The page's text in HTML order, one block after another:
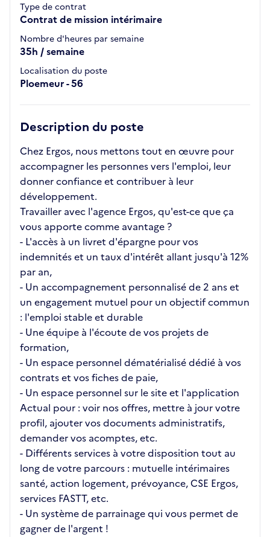
Type de contrat
Contrat de mission intérimaire
Nombre d'heures par semaine
35h / semaine
Localisation du poste
Ploemeur - 56
Description du poste
Chez Ergos, nous mettons tout en œuvre pour
accompagner les personnes vers l'emploi, leur
donner confiance et contribuer à leur
développement.
Travailler avec l'agence Ergos, qu'est-ce que ça
vous apporte comme avantage ?
- L'accès à un livret d'épargne pour vos
indemnités et un taux d'intérêt allant jusqu'à 12%
par an,
- Un accompagnement personnalisé de 2 ans et
un engagement mutuel pour un objectif commun
: l'emploi stable et durable
- Une équipe à l'écoute de vos projets de
formation,
- Un espace personnel dématérialisé dédié à vos
contrats et vos fiches de paie,
- Un espace personnel sur le site et l'application
Actual pour : voir nos offres, mettre à jour votre
profil, ajouter vos documents administratifs,
demander vos acomptes, etc.
- Différents services à votre disposition tout au
long de votre parcours : mutuelle intérimaires
santé, action logement, prévoyance, CSE Ergos,
services FASTT, etc.
- Un système de parrainage qui vous permet de
gagner de l'argent !